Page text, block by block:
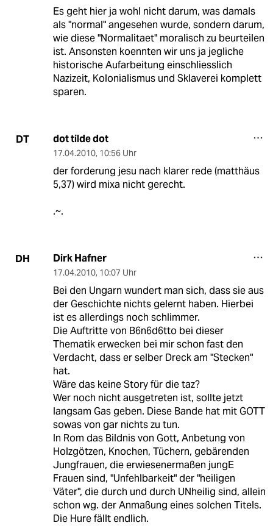
Es geht hier ja wohl nicht darum, was damals
als "normal" angesehen wurde, sondern darum,
wie diese "Normalitaet" moralisch zu beurteilen
ist. Ansonsten koennten wir uns ja jegliche
historische Aufarbeitung einschliesslich
Nazizeit, Kolonialismus und Sklaverei komplett
sparen.
DT dot tilde dot
17.04.2010, 10:56 Uhr
der forderung jesu nach klarer rede (matthäus
5,37) wird mixa nicht gerecht.
.~.
DH Dirk Hafner
17.04.2010, 10:07 Uhr
Bei den Ungarn wundert man sich, dass sie aus
der Geschichte nichts gelernt haben. Hierbei
ist es allerdings noch schlimmer.
Die Auftritte von B6n6d6tto bei dieser
Thematik erwecken bei mir schon fast den
Verdacht, dass er selber Dreck am "Stecken"
hat.
Wäre das keine Story für die taz?
Wer noch nicht ausgetreten ist, sollte jetzt
langsam Gas geben. Diese Bande hat mit GOTT
sowas von gar nichts zu tun.
In Rom das Bildnis von Gott, Anbetung von
Holzgötzen, Knochen, Tüchern, gebärenden
Jungfrauen, die erwiesenermaßen jungE
Frauen sind, "Unfehlbarkeit" der "heiligen
Väter", die durch und durch UNheilig sind, allein
schon wg. der Anmaßung eines solchen Titels.
Die Hure fällt endlich.